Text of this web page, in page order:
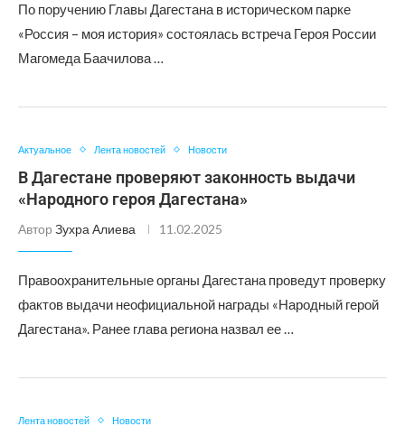
По поручению Главы Дагестана в историческом парке
«Россия – моя история» состоялась встреча Героя России
Магомеда Баачилова …
Актуальное Лента новостей Новости
В Дагестане проверяют законность выдачи
«Народного героя Дагестана»
Автор Зухра Алиева 11.02.2025
Правоохранительные органы Дагестана проведут проверку
фактов выдачи неофициальной награды «Народный герой
Дагестана». Ранее глава региона назвал ее …
Лента новостей Новости